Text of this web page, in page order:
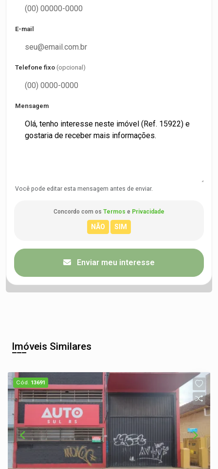
E-mail
Telefone fixo (opcional)
Mensagem
Você pode editar esta mensagem antes de enviar.
Concordo com os Termos e Privacidade
Enviar meu interesse
Imóveis Similares
Cód. 13691